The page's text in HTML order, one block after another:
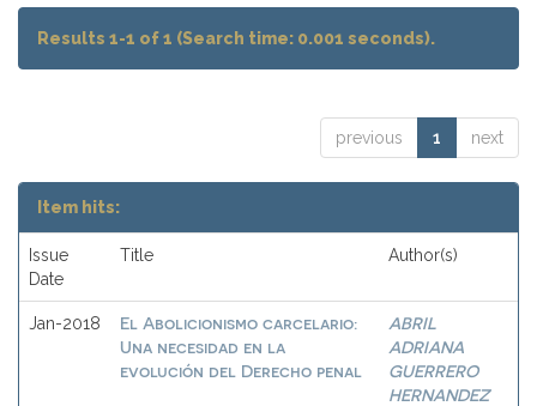
Results 1-1 of 1 (Search time: 0.001 seconds).
previous 1 next
Item hits:
Issue
Date
Title Author(s)
Jan-2018
El Abolicionismo carcelario:
Una necesidad en la
evolución del Derecho penal
ABRIL
ADRIANA
GUERRERO
HERNANDEZ